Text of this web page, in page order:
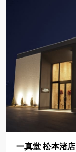
一真堂 松本渚店